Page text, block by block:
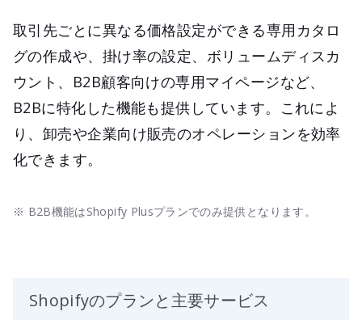
取引先ごとに異なる価格設定ができる専用カタロ
グの作成や、掛け率の設定、ボリュームディスカ
ウント、B2B顧客向けの専用マイページなど、
B2Bに特化した機能も提供しています。これによ
り、卸売や企業向け販売のオペレーションを効率
化できます。
※ B2B機能はShopify Plusプランでのみ提供となります。
Shopifyのプランと主要サービス